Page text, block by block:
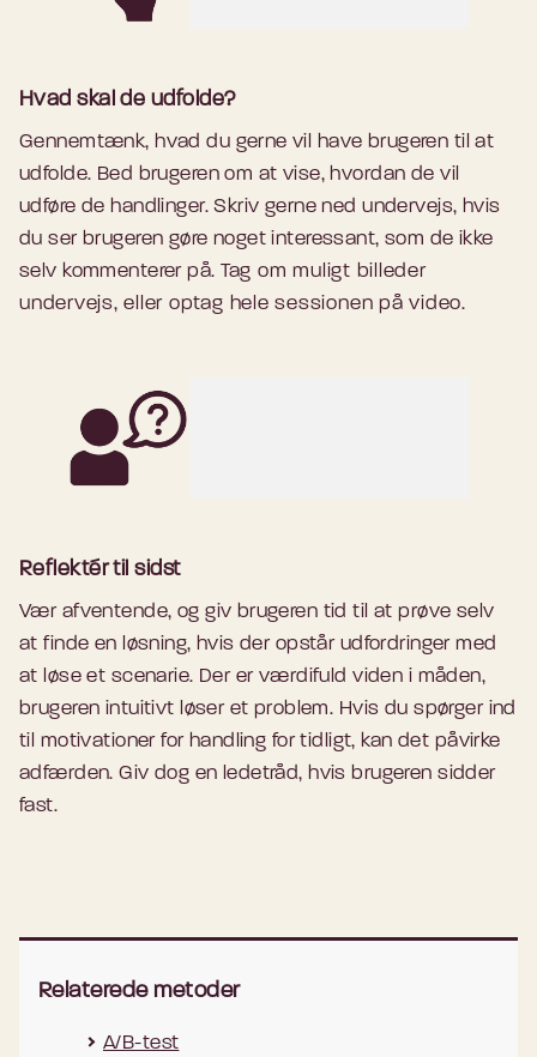
Hvad skal de udfolde?
Gennemtænk, hvad du gerne vil have brugeren til at
udfolde. Bed brugeren om at vise, hvordan de vil
udføre de handlinger. Skriv gerne ned undervejs, hvis
du ser brugeren gøre noget interessant, som de ikke
selv kommenterer på. Tag om muligt billeder
undervejs, eller optag hele sessionen på video.
Reflektér til sidst
Vær afventende, og giv brugeren tid til at prøve selv
at finde en løsning, hvis der opstår udfordringer med
at løse et scenarie. Der er værdifuld viden i måden,
brugeren intuitivt løser et problem. Hvis du spørger ind
til motivationer for handling for tidligt, kan det påvirke
adfærden. Giv dog en ledetråd, hvis brugeren sidder
fast.
Relaterede metoder
A/B-test